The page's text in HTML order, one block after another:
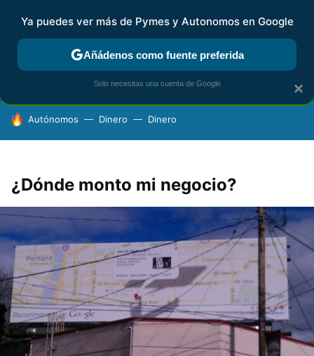
FISCALIDAD Y CONTABILIDAD KIT DIGITAL RENTA
HOY SE HABLA DE
Autónomos Dinero Dinero
¿Dónde monto mi negocio?
×
Ya puedes ver más de Pymes y Autonomos en Google
Añádenos como fuente preferida
Solo necesitas una cuenta de Google